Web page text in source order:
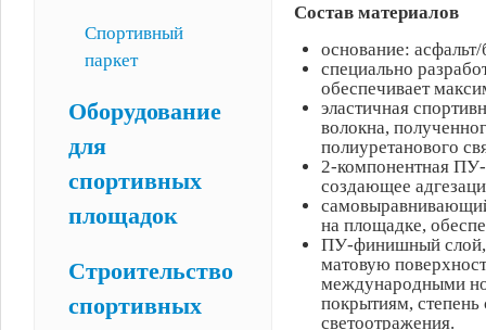
Спортивный
паркет
Оборудование
для
спортивных
площадок
Строительство
спортивных
Состав материалов
основание:
специально
обеспечивает
эластичная
волокна,
полиуретанового
2-компонентная
создающее
на площадке,
ПУ-финишный слой,
матовую
международными
покрытиям, степень
светоотражения.